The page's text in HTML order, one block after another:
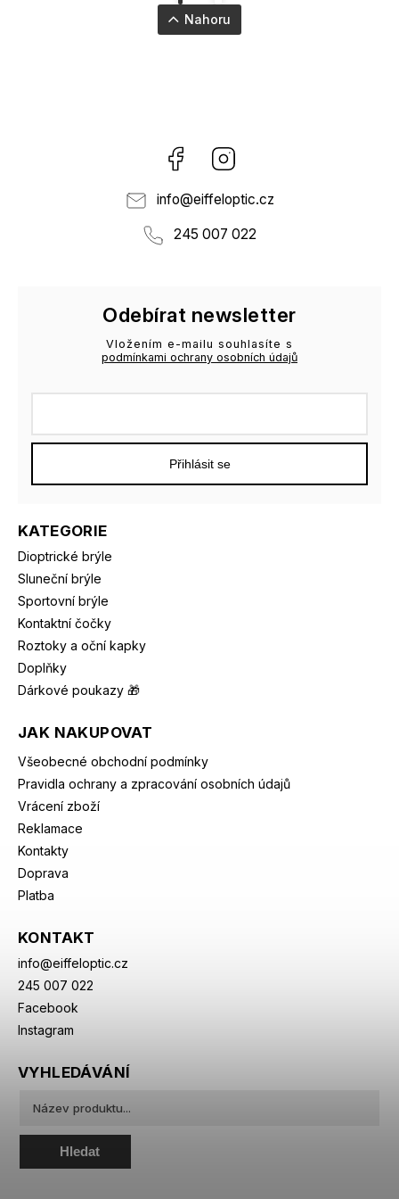
Nahoru
Facebook
info@eiffeloptic.cz
245 007 022
KATEGORIE
Dioptrické brýle
Sluneční brýle
Sportovní brýle
Kontaktní čočky
Roztoky a oční kapky
Doplňky
Dárkové poukazy 🎁
JAK NAKUPOVAT
Všeobecné obchodní podmínky
Pravidla ochrany a zpracování osobních údajů
Vrácení zboží
Reklamace
Kontakty
Doprava
Platba
KONTAKT
info@eiffeloptic.cz
245 007 022
Facebook
Instagram
Odebírat newsletter
Vložením e-mailu souhlasíte s
podmínkami ochrany osobních údajů
Přihlásit se
VYHLEDÁVÁNÍ
Hledat